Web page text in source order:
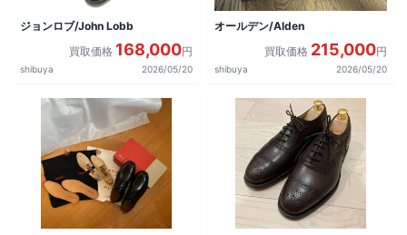
ジョンロブ/John Lobb
買取価格 168,000円
shibuya 2026/05/20
オールデン/Alden
買取価格 215,000円
shibuya 2026/05/20